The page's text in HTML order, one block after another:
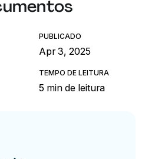
PUBLICADO
Apr 3, 2025
TEMPO DE LEITURA
5 min de leitura